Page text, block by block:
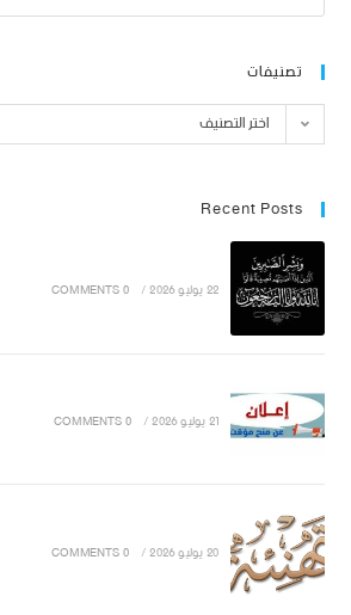
تصنيفات
اختر التصنيف
Recent Posts
22 يوليو 2026 /
0 COMMENTS
21 يوليو 2026 /
0 COMMENTS
20 يوليو 2026 /
0 COMMENTS